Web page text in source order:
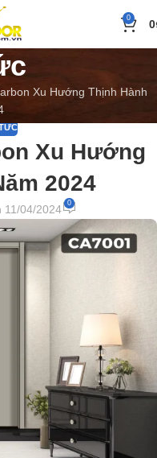
0 0
Xu Hướng Thịnh Hành
Xu Hướng
2024
11/04/2024 0